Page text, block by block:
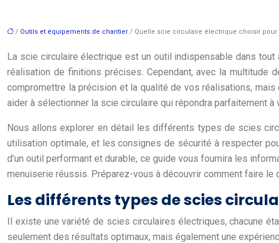
/ Outils et équipements de chantier / Quelle scie circulaire électrique choisir pour
La scie circulaire électrique est un outil indispensable dans
réalisation de finitions précises. Cependant, avec la
compromettre la précision et la qualité de vos réalisations,
aider à sélectionner la scie circulaire qui répondra parfaitement
Nous allons explorer en détail les différents types de scies
utilisation optimale, et les consignes de sécurité à respecter
d’un outil performant et durable, ce guide vous fournira les
menuiserie réussis. Préparez-vous à découvrir comment faire
Les différents types de scies
Il existe une variété de scies circulaires électriques, chacune
seulement des résultats optimaux, mais également une